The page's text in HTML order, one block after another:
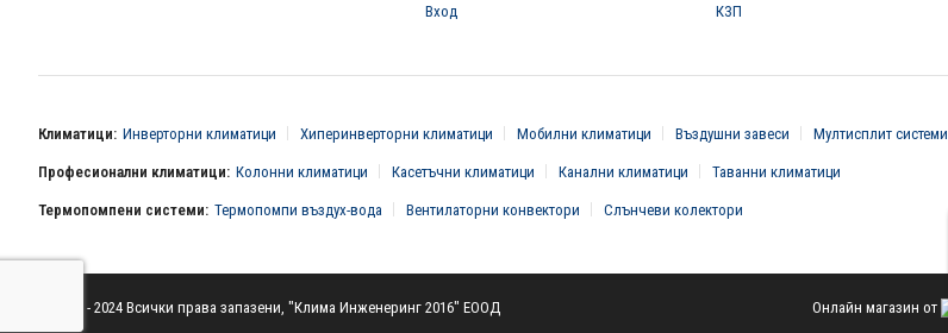
Вход
КЗП
Климатици: Инверторни климатици Хиперинверторни климатици Мобилни климатици Въздушни завеси Мултисплит системи
Професионални климатици: Колонни климатици Касетъчни климатици Канални климатици Таванни климатици
Термопомпени системи: Термопомпи въздух-вода Вентилаторни конвектори Слънчеви колектори
© 2016 - 2024 Всички права запазени, "Клима Инженеринг 2016" ЕООД Онлайн магазин от